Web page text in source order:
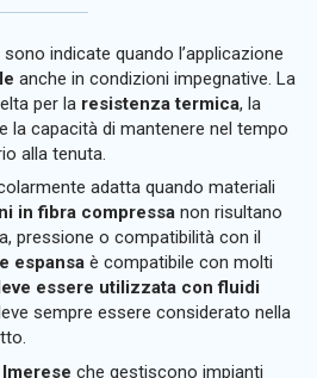
sono indicate quando l’applicazione
anche in condizioni impegnative. La
per la resistenza termica, la
la capacità di mantenere nel tempo
alla tenuta.
adatta quando materiali
in fibra compressa non risultano
pressione o compatibilità con il
espansa è compatibile con molti
essere utilizzata con fluidi
sempre essere considerato nella
che gestiscono impianti